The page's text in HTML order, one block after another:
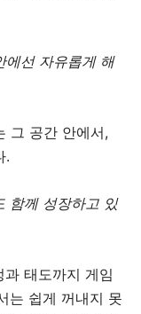
에선 자유롭게 해
그 공간 안에서,
.
함께 성장하고 있
과 태도까지 게임
는 쉽게 꺼내지 못